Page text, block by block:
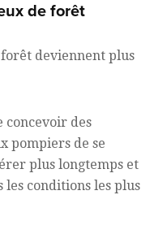
de forêt
deviennent plus
concevoir des
pompiers de se
plus longtemps et
les conditions les plus